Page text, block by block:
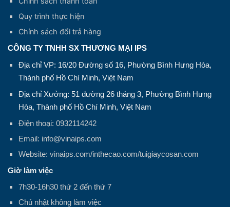
Quy trình thực hiện
Chính sách đổi trả hàng
CÔNG TY TNHH SX THƯƠNG MẠI IPS
Địa chỉ VP: 16/20 Đường số 16, Phường Bình Hưng Hòa,
Thành phố Hồ Chí Minh, Việt Nam
Địa chỉ Xưởng: 51 đường 26 tháng 3, Phường Bình Hưng
Hòa, Thành phố Hồ Chí Minh, Việt Nam
Điện thoại: 0932114242
Email: info@vinaips.com
Website: vinaips.com/inthecao.com/tuigiaycosan.com
Giờ làm việc
7h30-16h30 thứ 2 đến thứ 7
Chủ nhật không làm việc